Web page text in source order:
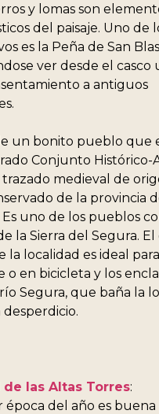
y lomas son
del paisaje. Uno de
es la Peña de San
ver desde el casco
a antiguos
un bonito pueblo que
Conjunto Histórico-
medieval de
de la provincia
uno de los pueblos
la Sierra del Segura.
la localidad es ideal
o en bicicleta y los
Segura, que baña la
las Altas Torres:
época del año es buena